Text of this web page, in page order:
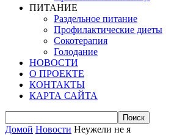
ПИТАНИЕ
Раздельное питание
Профилактические диеты
Сокотерапия
Голодание
НОВОСТИ
О ПРОЕКТЕ
КОНТАКТЫ
КАРТА САЙТА
Домой Новости Неужели не я